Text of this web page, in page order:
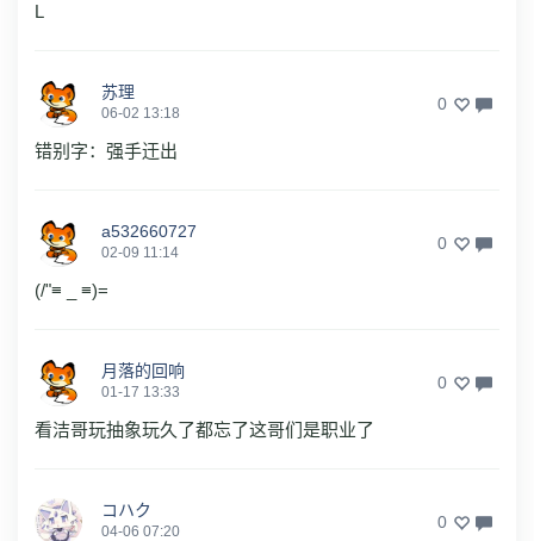
L
苏理
06-02 13:18 0
错别字：强手迀出
a532660727
02-09 11:14 0
(/"≡ _ ≡)=
月落的回响
01-17 13:33 0
看洁哥玩抽象玩久了都忘了这哥们是职业了
コハク
04-06 07:20 0